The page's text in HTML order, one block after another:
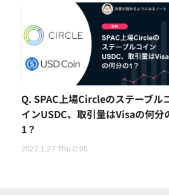
Q. SPAC上場Circleのステーブル
インUSDC、取引量はVisaの何分
1？
2022.1.27 Thu 0:00